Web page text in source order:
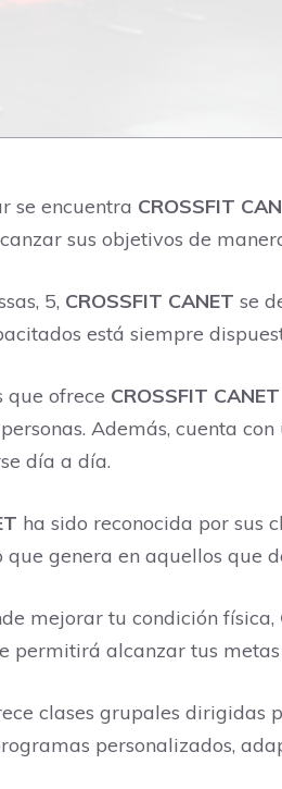
se encuentra CROSSFIT
sus objetivos de
5, CROSSFIT CANET se
está siempre
que ofrece CROSSFIT CANET
Además, cuenta
día a día.
ha sido reconocida por sus
genera en aquellos que
mejorar tu condición física,
permitirá alcanzar tus
clases grupales dirigidas
personalizados,